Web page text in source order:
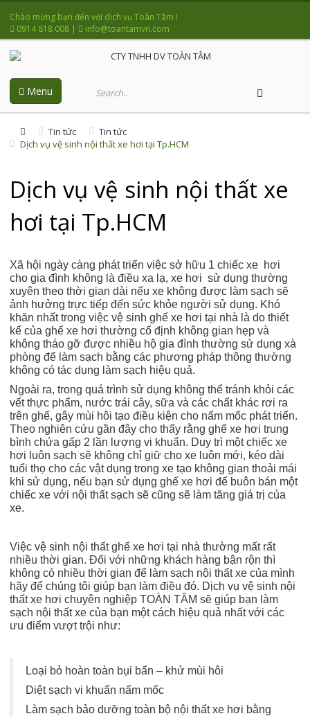
Chào mừng bạn đến với dịch vụ Toàn Tâm !
0914 818 008 | info@toantamvn.com
Menu
Tin tức
Tin tức
Dịch vụ vệ sinh nội thất xe hơi tại Tp.HCM
Dịch vụ vệ sinh nội thất xe
hơi tại Tp.HCM
Xã hội ngày càng phát triển việc sở hữu 1 chiếc xe hơi
cho gia đình không là điều xa lạ, xe hơi sử dụng thường
xuyên theo thời gian dài nếu xe không được làm sạch sẽ
ảnh hưởng trực tiếp đến sức khỏe người sử dụng. Khó
khăn nhất trong việc vệ sinh ghế xe hơi tại nhà là do thiết
kế của ghế xe hơi thường cố định không gian hẹp và
không tháo gỡ được nhiều hộ gia đình thường sử dụng xà
phòng để làm sạch bằng các phương pháp thông thường
không có tác dụng làm sạch hiệu quả.
Ngoài ra, trong quá trình sử dụng không thể tránh khỏi các
vết thực phẩm, nước trái cây, sữa và các chất khác rơi ra
trên ghế, gây mùi hôi tạo điều kiện cho nấm mốc phát triển.
Theo nghiên cứu gần đây cho thấy rằng ghế xe hơi trung
bình chứa gấp 2 lần lượng vi khuẩn. Duy trì một chiếc xe
hơi luôn sạch sẽ không chỉ giữ cho xe luôn mới, kéo dài
tuổi thọ cho các vật dụng trong xe tạo không gian thoải mái
khi sử dụng, nếu bạn sử dụng ghế xe hơi để buôn bán một
chiếc xe với nội thất sạch sẽ cũng sẽ làm tăng giá trị của
xe.
Việc vệ sinh nội thất ghế xe hơi tại nhà thường mất rất
nhiều thời gian. Đối với những khách hàng bận rộn thì
không có nhiều thời gian để làm sạch nội thất xe của mình
hãy để chúng tôi giúp bạn làm điều đó. Dịch vụ vệ sinh nội
thất xe hơi chuyên nghiệp TOÀN TÂM sẽ giúp bạn làm
sạch nội thất xe của bạn một cách hiệu quả nhất với các
ưu điểm vượt trội như:
Loại bỏ hoàn toàn bụi bẩn – khử mùi hôi
Diệt sạch vi khuẩn nấm mốc
Làm sạch bảo dưỡng toàn bộ nội thất xe hơi bằng